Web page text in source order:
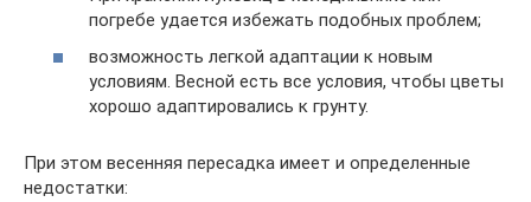
погребе удается избежать подобных проблем;
возможность легкой адаптации к новым
условиям. Весной есть все условия, чтобы цветы
хорошо адаптировались к грунту.
При этом весенняя пересадка имеет и определенные
недостатки: